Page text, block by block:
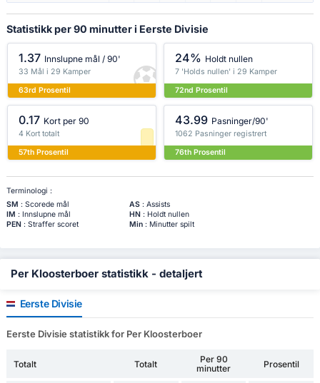
Statistikk per 90 minutter i Eerste Divisie
1.37 Innslupne mål / 90'
33 Mål i 29 Kamper
63rd Prosentil
24% Holdt nullen
7 'Holds nullen' i 29 Kamper
72nd Prosentil
0.17 Kort per 90
4 Kort totalt
57th Prosentil
43.99 Pasninger/90'
1062 Pasninger registrert
76th Prosentil
Terminologi :
SM : Scorede mål AS: Assists
IM : Innslupne mål HN: Holdt nullen
PEN: Straffer scoret Min: Minutter spilt
Per Kloosterboer statistikk - detaljert
Eerste Divisie
Eerste Divisie statistikk for Per Kloosterboer
Totalt Totalt
Per 90
minutter
Prosentil